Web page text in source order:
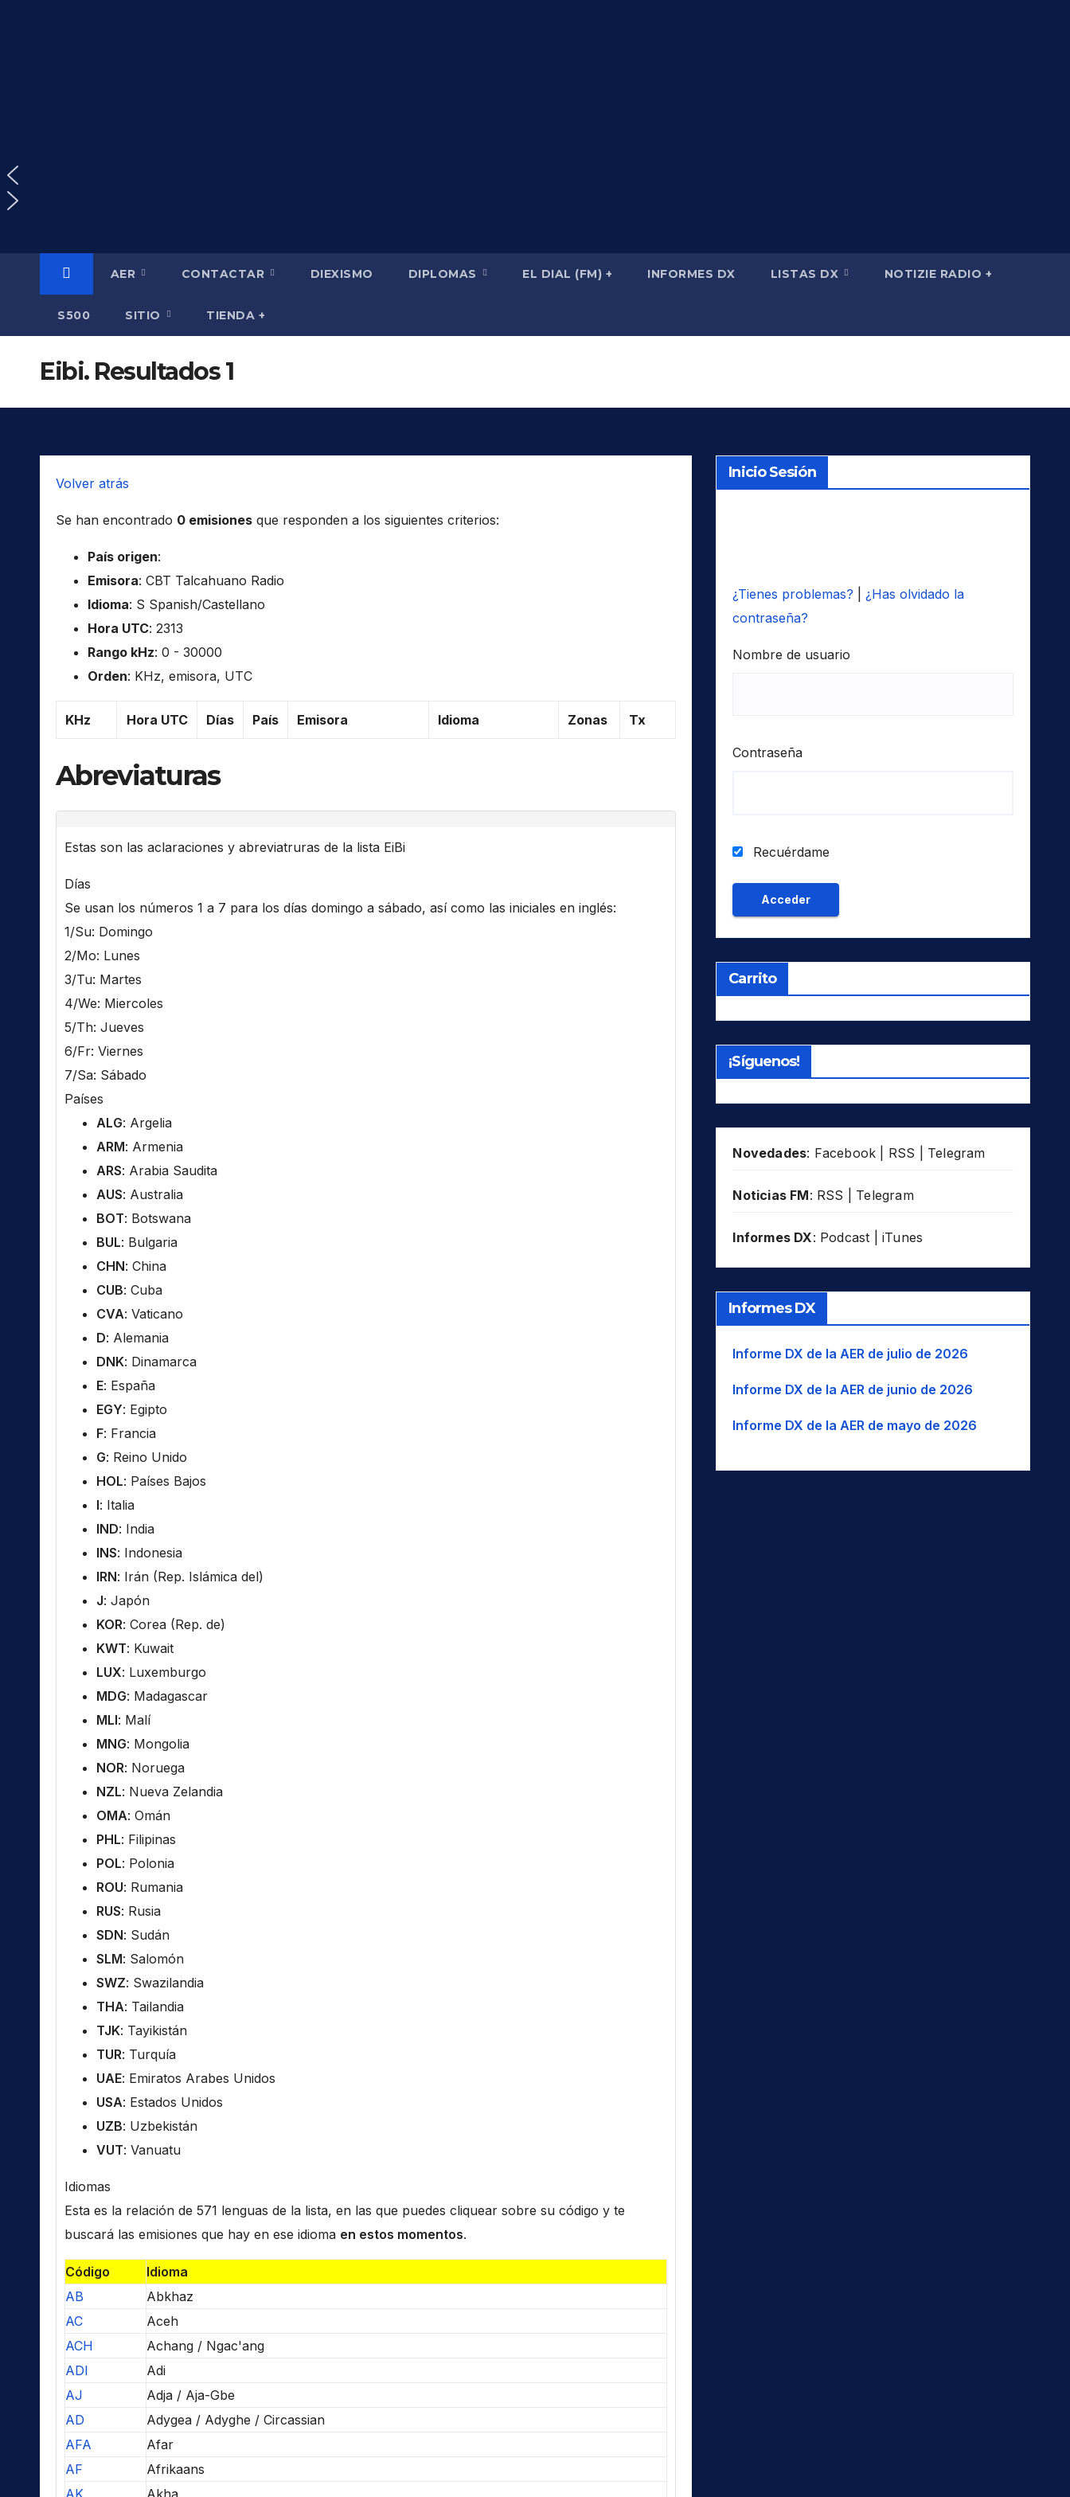
AER CONTACTAR DIEXISMO DIPLOMAS EL DIAL (FM) + INFORMES DX LISTAS DX NOTIZIE RADIO +
S500 SITIO TIENDA +
Eibi. Resultados 1
Volver atrás
Se han encontrado 0 emisiones que responden a los siguientes criterios:
País origen:
Emisora: CBT Talcahuano Radio
Idioma: S Spanish/Castellano
Hora UTC: 2313
Rango kHz: 0 - 30000
Orden: KHz, emisora, UTC
KHz Hora UTC Días País Emisora Idioma Zonas Tx
Abreviaturas
Estas son las aclaraciones y abreviatruras de la lista EiBi
Días
Se usan los números 1 a 7 para los días domingo a sábado, así como las iniciales en inglés:
1/Su: Domingo
2/Mo: Lunes
3/Tu: Martes
4/We: Miercoles
5/Th: Jueves
6/Fr: Viernes
7/Sa: Sábado
Países
ALG: Argelia
ARM: Armenia
ARS: Arabia Saudita
AUS: Australia
BOT: Botswana
BUL: Bulgaria
CHN: China
CUB: Cuba
CVA: Vaticano
D: Alemania
DNK: Dinamarca
E: España
EGY: Egipto
F: Francia
G: Reino Unido
HOL: Países Bajos
I: Italia
IND: India
INS: Indonesia
IRN: Irán (Rep. Islámica del)
J: Japón
KOR: Corea (Rep. de)
KWT: Kuwait
LUX: Luxemburgo
MDG: Madagascar
MLI: Malí
MNG: Mongolia
NOR: Noruega
NZL: Nueva Zelandia
OMA: Omán
PHL: Filipinas
POL: Polonia
ROU: Rumania
RUS: Rusia
SDN: Sudán
SLM: Salomón
SWZ: Swazilandia
THA: Tailandia
TJK: Tayikistán
TUR: Turquía
UAE: Emiratos Arabes Unidos
USA: Estados Unidos
UZB: Uzbekistán
VUT: Vanuatu
Idiomas
Esta es la relación de 571 lenguas de la lista, en las que puedes cliquear sobre su código y te
buscará las emisiones que hay en ese idioma en estos momentos.
Código
Idioma
AB
Abkhaz
AC
Aceh
ACH
Achang / Ngac'ang
ADI
Adi
AJ
Adja / Aja-Gbe
AD
Adygea / Adyghe / Circassian
AFA
Afar
AF
Afrikaans
Inicio Sesión
¿Tienes problemas?
¿Has olvidado la
contraseña?
Nombre de usuario
Contraseña
Recuérdame
Carrito
¡Síguenos!
Novedades: Facebook RSS Telegram
Noticias FM: RSS Telegram
Informes DX: Podcast iTunes
Informes DX
Informe DX de la AER de julio de 2026
Informe DX de la AER de junio de 2026
Informe DX de la AER de mayo de 2026